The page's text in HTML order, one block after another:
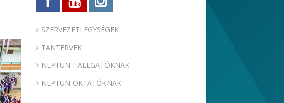
SZERVEZETI EGYSÉGEK
TANTERVEK
NEPTUN HALLGATÓKNAK
NEPTUN OKTATÓKNAK